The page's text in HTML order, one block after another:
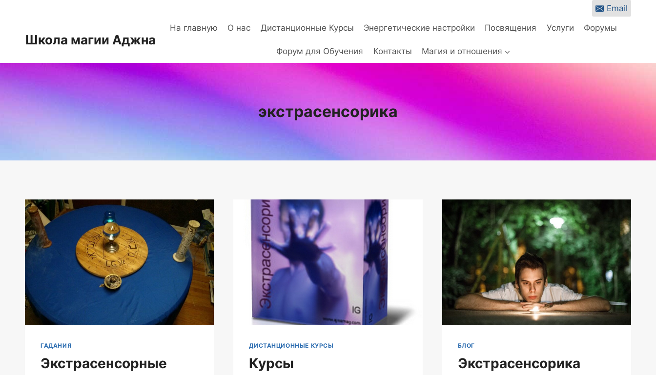
Email
Школа магии Аджна
На главную О нас Дистанционные Курсы Энергетические настройки Посвящения Услуги Форумы
Форум для Обучения Контакты Магия и отношения
экстрасенсорика
ГАДАНИЯ
Экстрасенсорные
ДИСТАНЦИОННЫЕ КУРСЫ
Курсы
БЛОГ
Экстрасенсорика